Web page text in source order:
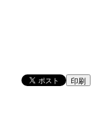
印刷